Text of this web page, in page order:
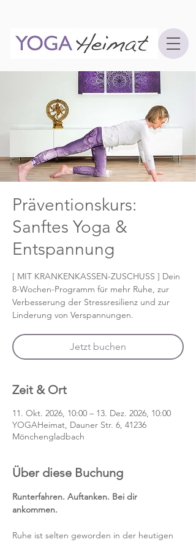
Präventionskurs:
Sanftes Yoga &
Entspannung
[ MIT KRANKENKASSEN-ZUSCHUSS ] Dein
8-Wochen-Programm für mehr Ruhe, zur
Verbesserung der Stressresilienz und zur
Linderung von Verspannungen.
Jetzt buchen
Zeit & Ort
11. Okt. 2026, 10:00 – 13. Dez. 2026, 10:00
YOGAHeimat, Dauner Str. 6, 41236
Mönchengladbach
Über diese Buchung
Runterfahren. Auftanken. Bei dir
ankommen.
Ruhe ist selten geworden in der heutigen